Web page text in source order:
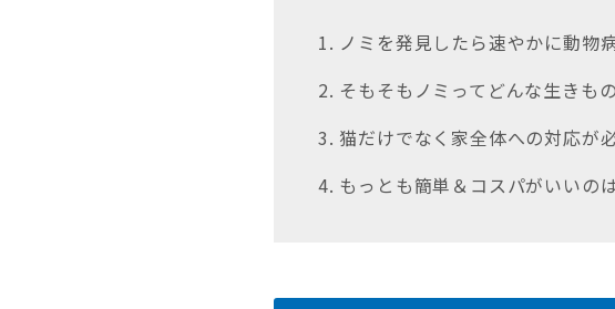
1. ノミを発見したら速やかに動物
2. そもそもノミってどんな生きも
3. 猫だけでなく家全体への対応が
4. もっとも簡単＆コスパがいいの